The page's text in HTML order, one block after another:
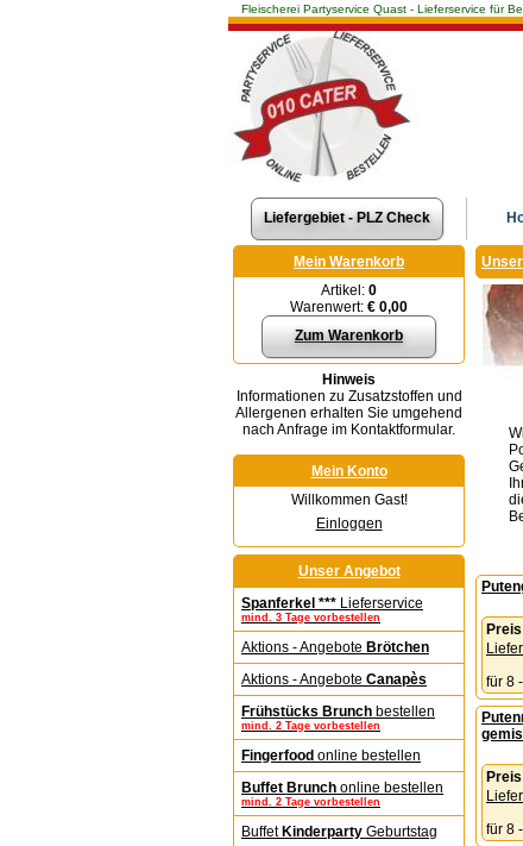
Fleischerei Partyservice Quast - Lieferservice für
Liefergebiet - PLZ Check
Mein Warenkorb
Artikel: 0
Warenwert: € 0,00
Zum Warenkorb
Hinweis
Informationen zu Zusatzstoffen und
Allergenen erhalten Sie umgehend
nach Anfrage im Kontaktformular.
Mein Konto
Willkommen Gast!
Einloggen
Unser Angebot
Spanferkel *** Lieferservice
mind. 3 Tage vorbestellen
Aktions - Angebote Brötchen
Aktions - Angebote Canapès
Frühstücks Brunch bestellen
mind. 2 Tage vorbestellen
Fingerfood online bestellen
Buffet Brunch online bestellen
mind. 2 Tage vorbestellen
Buffet Kinderparty Geburtstag
Preis
für 8
Preis
für 8